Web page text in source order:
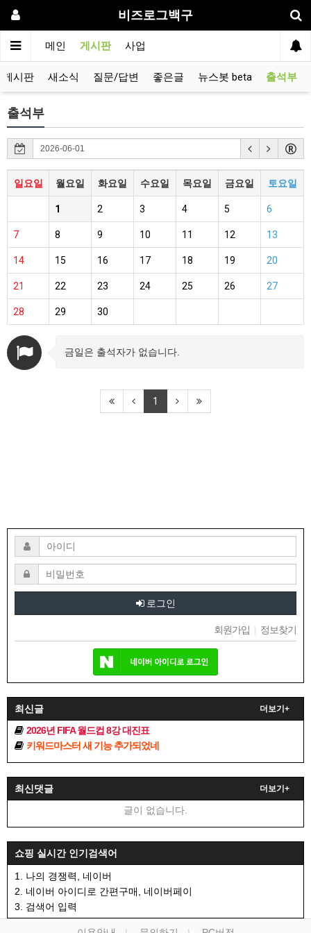
비즈로그백구
메인 게시판 사업
게시판 새소식 질문/답변 좋은글 뉴스봇 beta 출석부
출석부
일요일 월요일 화요일 수요일 목요일 금요일 토요일
1 2 3 4 5 6
7 8 9 10 11 12 13
14 15 16 17 18 19 20
21 22 23 24 25 26 27
28 29 30
금일은 출석자가 없습니다.
1
로그인
회원가입 | 정보찾기
최신글 더보기+
2026년 FIFA 월드컵 8강 대진표
키워드마스터 새 기능 추가되었네
최신댓글 더보기+
글이 없습니다.
쇼핑 실시간 인기검색어
1. 나의 경쟁력, 네이버
2. 네이버 아이디로 간편구매, 네이버페이
3. 검색어 입력